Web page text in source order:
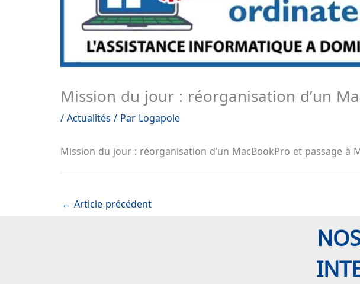
Mission du jour : réorganisation d’un
/ Actualités / Par Logapole
Mission du jour : réorganisation d’un MacBookPro et passage à
← Article précédent